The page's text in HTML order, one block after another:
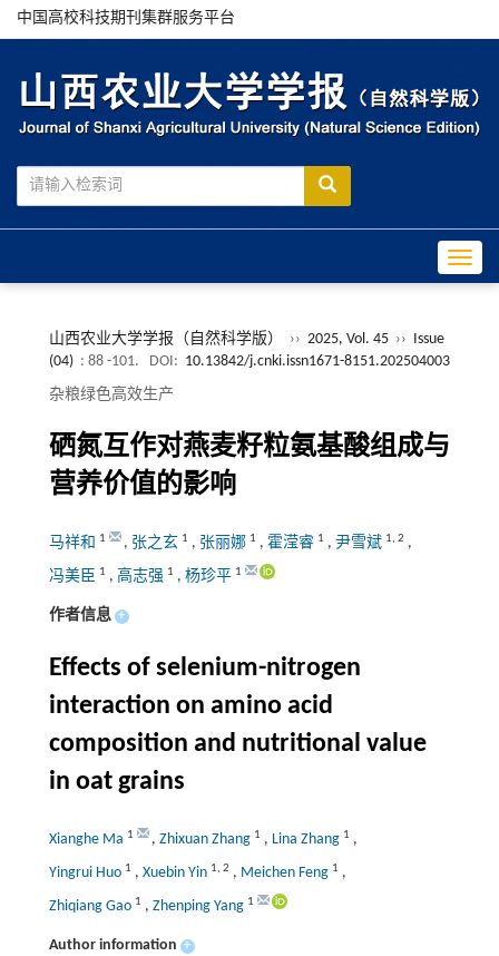
中国高校科技期刊集群服务平台
山西农业大学学报（自然科学版） ›› 2025, Vol. 45 ›› Issue
(04) : 88 -101. DOI: 10.13842/j.cnki.issn1671-8151.202504003
杂粮绿色高效生产
硒氮互作对燕麦籽粒氨基酸组成与
营养价值的影响
马祥和 1 , 张之玄 1 , 张丽娜 1 , 霍滢睿 1 , 尹雪斌 1, 2 ,
冯美臣 1 , 高志强 1 , 杨珍平 1
作者信息 +
Effects of selenium-nitrogen
interaction on amino acid
composition and nutritional value
in oat grains
Xianghe Ma 1 , Zhixuan Zhang 1 , Lina Zhang 1 ,
Yingrui Huo 1 , Xuebin Yin 1, 2 , Meichen Feng 1 ,
Zhiqiang Gao 1 , Zhenping Yang 1
Author information +